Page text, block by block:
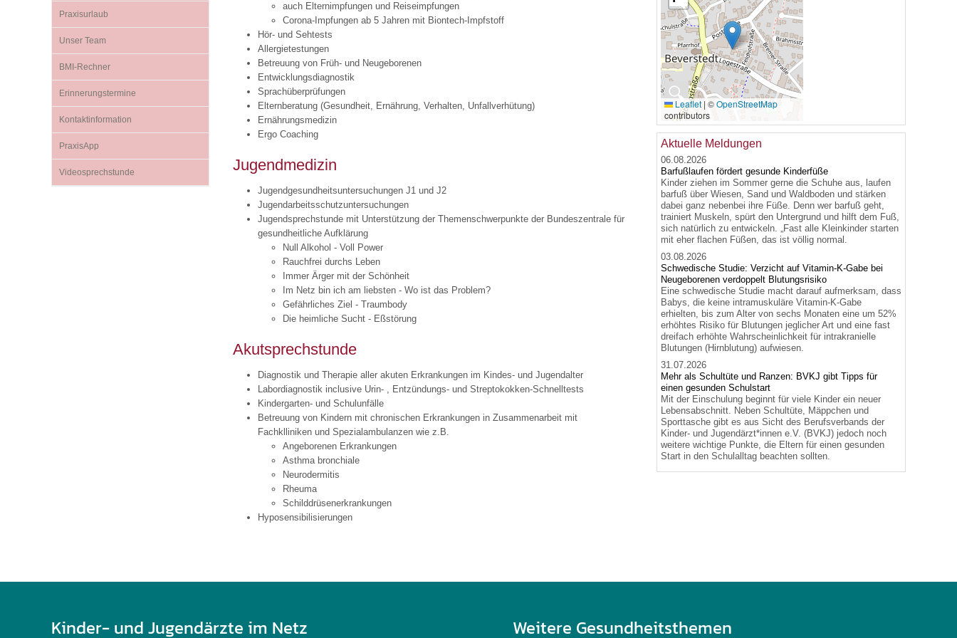
Impfsicherheit
Häufige Fragen
Recht auf Impfung
Notdienste
Empfehlungen zum Bildschirmmediengebrauch
Hörlexikon
Material zu den Vorsorgen
Broschüren und Informationsflyer
Familienzeit gesund gestalten
U0-Vorsorge
Praxisurlaub
Unser Team
BMI-Rechner
Erinnerungstermine
Kontaktinformation
PraxisApp
Videosprechstunde
auch Elternimpfungen und Reiseimpfungen
Corona-Impfungen ab 5 Jahren mit Biontech-Impfstoff
Hör- und Sehtests
Allergietestungen
Betreuung von Früh- und Neugeborenen
Entwicklungsdiagnostik
Sprachüberprüfungen
Elternberatung (Gesundheit, Ernährung, Verhalten, Unfallverhütung)
Ernährungsmedizin
Ergo Coaching
Jugendmedizin
Jugendgesundheitsuntersuchungen J1 und J2
Jugendarbeitsschutzuntersuchungen
Jugendsprechstunde mit Unterstützung der Themenschwerpunkte der Bundeszentrale für
gesundheitliche Aufklärung
Null Alkohol - Voll Power
Rauchfrei durchs Leben
Immer Ärger mit der Schönheit
Im Netz bin ich am liebsten - Wo ist das Problem?
Gefährliches Ziel - Traumbody
Die heimliche Sucht - Eßstörung
Akutsprechstunde
Diagnostik und Therapie aller akuten Erkrankungen im Kindes- und Jugendalter
Labordiagnostik inclusive Urin- , Entzündungs- und Streptokokken-Schnelltests
Kindergarten- und Schulunfälle
Betreuung von Kindern mit chronischen Erkrankungen in Zusammenarbeit mit
Fachklliniken und Spezialambulanzen wie z.B.
Angeborenen Erkrankungen
Asthma bronchiale
Neurodermitis
Rheuma
Schilddrüsenerkrankungen
Hyposensibilisierungen
🔍Leaflet | ©OpenStreetMap
contributors
Aktuelle Meldungen
06.08.2026
Barfußlaufen fördert gesunde Kinderfüße
Kinder ziehen im Sommer gerne die Schuhe aus, laufen
barfuß über Wiesen, Sand und Waldboden und stärken
dabei ganz nebenbei ihre Füße. Denn wer barfuß geht,
trainiert Muskeln, spürt den Untergrund und hilft dem Fuß,
sich natürlich zu entwickeln. „Fast alle Kleinkinder starten
mit eher flachen Füßen, das ist völlig normal.
03.08.2026
Schwedische Studie: Verzicht auf Vitamin-K-Gabe bei
Neugeborenen verdoppelt Blutungsrisiko
Eine schwedische Studie macht darauf aufmerksam, dass
Babys, die keine intramuskuläre Vitamin-K-Gabe
erhielten, bis zum Alter von sechs Monaten eine um 52%
erhöhtes Risiko für Blutungen jeglicher Art und eine fast
dreifach erhöhte Wahrscheinlichkeit für intrakranielle
Blutungen (Hirnblutung) aufwiesen.
31.07.2026
Mehr als Schultüte und Ranzen: BVKJ gibt Tipps für
einen gesunden Schulstart
Mit der Einschulung beginnt für viele Kinder ein neuer
Lebensabschnitt. Neben Schultüte, Mäppchen und
Sporttasche gibt es aus Sicht des Berufsverbands der
Kinder- und Jugendärzt*innen e.V. (BVKJ) jedoch noch
weitere wichtige Punkte, die Eltern für einen gesunden
Start in den Schulalltag beachten sollten.
Kinder- und Jugendärzte im Netz Weitere Gesundheitsthemen